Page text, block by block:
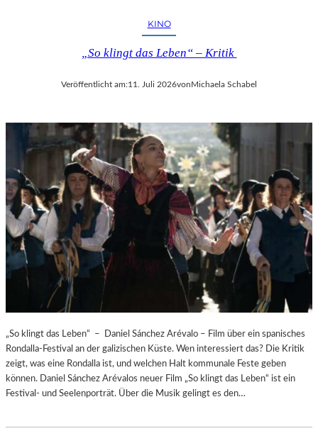
KINO
„So klingt das Leben“ – Kritik
Veröffentlicht am:11. Juli 2026vonMichaela Schabel
„So klingt das Leben“ – Daniel Sánchez Arévalo – Film über ein spanisches
Rondalla-Festival an der galizischen Küste. Wen interessiert das? Die Kritik
zeigt, was eine Rondalla ist, und welchen Halt kommunale Feste geben
können. Daniel Sánchez Arévalos neuer Film „So klingt das Leben“ ist ein
Festival- und Seelenporträt. Über die Musik gelingt es den…